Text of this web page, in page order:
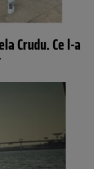
Crudu. Ce l-a